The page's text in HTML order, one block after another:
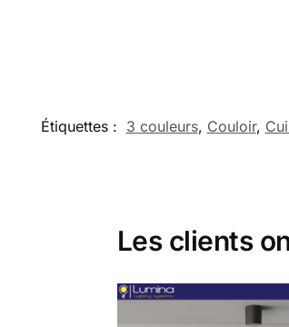
Étiquettes : 3 couleurs, Couloir,
Les clients